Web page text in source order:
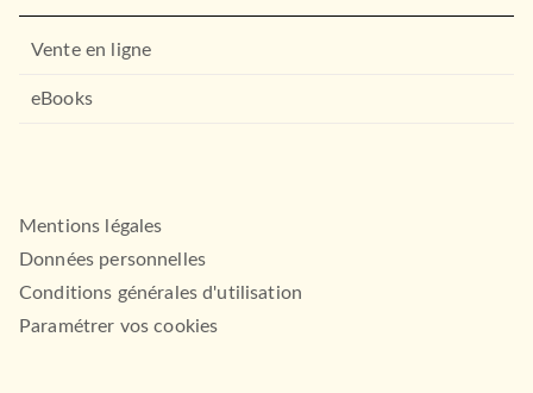
Vente en ligne
eBooks
Mentions légales
Données personnelles
Conditions générales d'utilisation
Paramétrer vos cookies